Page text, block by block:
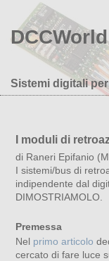
Sistemi digitali
I moduli di
di Raneri Epifanio
I sistemi/bus di
indipendente dal
DIMOSTRIAMOLO.
Premessa
Nel primo articolo
cercato di fare luce